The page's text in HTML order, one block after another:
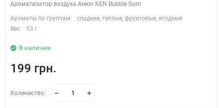
Ароматизатор воздуха Areon KEN Bubble Gum
Ароматы по группам:
сладкие, теплые, фруктовые, ягодные
Вес:
53 г
В наличии
199 грн.
Количество: